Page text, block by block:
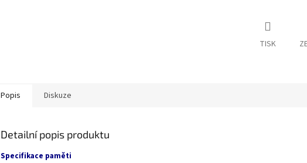
TISK
Popis Diskuze
Detailní popis produktu
Specifikace paměti